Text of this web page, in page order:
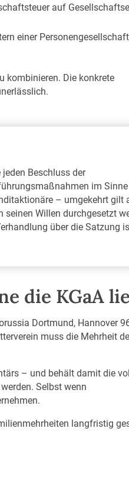
auf
einer
kombinieren. Die konkrete
Beschluss der
im
– umgekehrt gilt
Willen durchgesetzt
über die Satzung
die KGaA
Dortmund, Hannover
muss die Mehrheit
– und behält damit die
Selbst wenn
langfristig